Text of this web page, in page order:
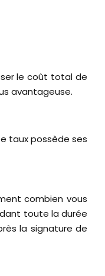
avantageuse.
taux possède ses
combien vous
toute la durée
la signature de